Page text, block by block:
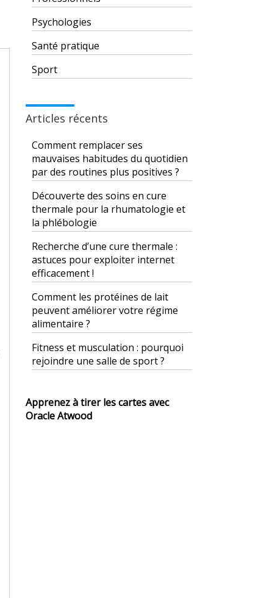
Psychologies
Santé pratique
Sport
Articles récents
Comment remplacer ses
mauvaises habitudes du quotidien
par des routines plus positives ?
Découverte des soins en cure
thermale pour la rhumatologie et
la phlébologie
Recherche d’une cure thermale :
astuces pour exploiter internet
efficacement !
Comment les protéines de lait
peuvent améliorer votre régime
alimentaire ?
Fitness et musculation : pourquoi
rejoindre une salle de sport ?
Apprenez à tirer les cartes avec
Oracle Atwood